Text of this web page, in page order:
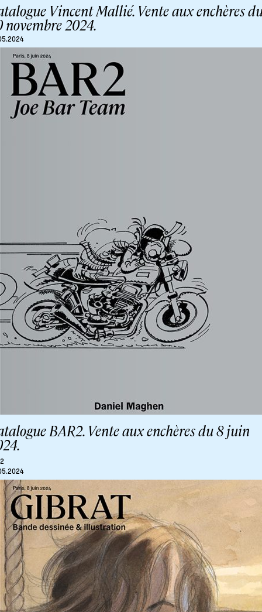
Vincent Mallié. Vente aux enchères
novembre 2024.
BAR2. Vente aux enchères du 8 juin